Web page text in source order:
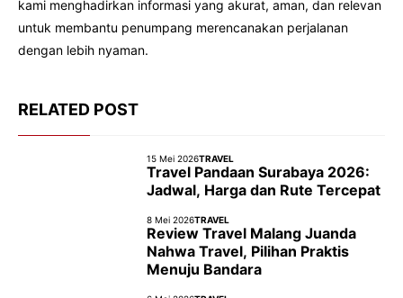
kami menghadirkan informasi yang akurat, aman, dan relevan
untuk membantu penumpang merencanakan perjalanan
dengan lebih nyaman.
RELATED POST
15 Mei 2026TRAVEL
Travel Pandaan Surabaya 2026:
Jadwal, Harga dan Rute Tercepat
8 Mei 2026TRAVEL
Review Travel Malang Juanda
Nahwa Travel, Pilihan Praktis
Menuju Bandara